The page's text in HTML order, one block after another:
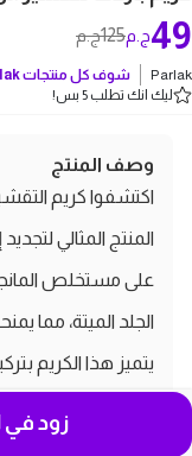
125ج.م 49ج.م
Parlak شوف كل منتجات
ليك انك تطلب 5 بس!
وصف المنتج
المنتج المثالي
على مستخلص
يتميز هذا الكريم
وتساعد على
أنواع البشرة، خاصة
زود